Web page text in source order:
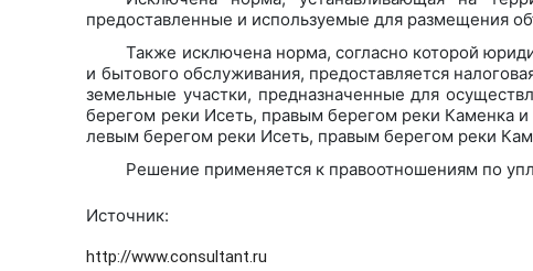
предоставленные и используемые для размещения
Также исключена норма, согласно которой
и бытового обслуживания, предоставляется
земельные участки, предназначенные для
берегом реки Исеть, правым берегом реки Каменка
левым берегом реки Исеть, правым берегом реки
Решение применяется к правоотношениям по
Источник:
http://www.consultant.ru